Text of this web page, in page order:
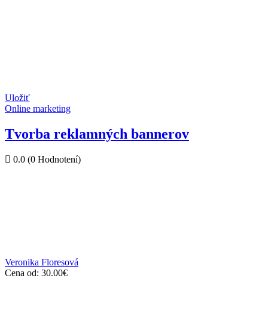
Uložiť
Online marketing
Tvorba reklamných bannerov
0.0 (0 Hodnotení)
Veronika Floresová
Cena od: 30.00€